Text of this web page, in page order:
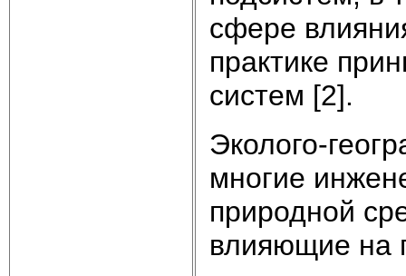
сфере
практике
систем [2].
Эколого-
многие
природной
влияющие на